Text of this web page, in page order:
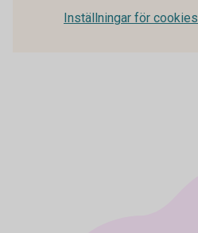
Inställningar för cookies